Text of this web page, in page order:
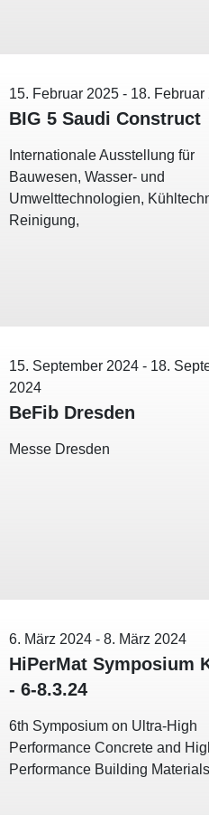
15. Februar 2025 - 18. Februar
BIG 5 Saudi Construct
Internationale Ausstellung für
Bauwesen, Wasser- und
Umwelttechnologien,
Reinigung,
15. September 2024 - 18.
2024
BeFib Dresden
Messe Dresden
6. März 2024 - 8. März 2024
HiPerMat Symposium
- 6-8.3.24
6th Symposium on Ultra-High
Performance Concrete and
Performance Building Materials